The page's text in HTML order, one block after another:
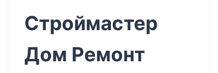
Строймастер
Дом Ремонт